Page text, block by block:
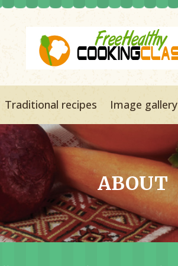
Traditional recipes Image gallery
ABOUT